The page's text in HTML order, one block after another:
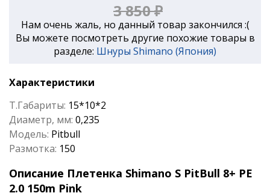
3 850 ₽
Нам очень жаль, но данный товар закончился :(
Вы можете посмотреть другие похожие товары в
разделе: Шнуры Shimano (Япония)
Характеристики
Т.Габариты: 15*10*2
Диаметр, мм: 0,235
Модель: Pitbull
Размотка: 150
Описание Плетенка Shimano S PitBull 8+ PE
2.0 150m Pink